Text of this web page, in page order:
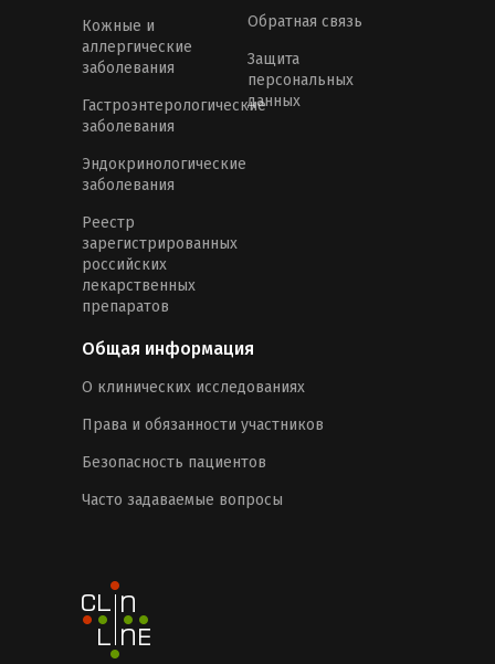
Кожные и
аллергические
заболевания
Гастроэнтерологические
заболевания
Эндокринологические
заболевания
Реестр
зарегистрированных
российских
лекарственных
препаратов
Обратная связь
Защита
персональных
данных
Общая информация
О клинических исследованиях
Права и обязанности участников
Безопасность пациентов
Часто задаваемые вопросы